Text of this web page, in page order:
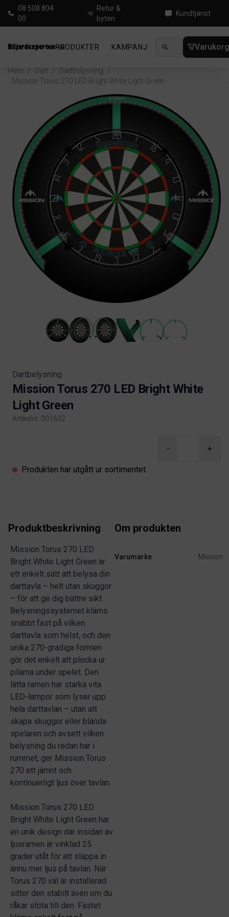
08 508 804
00
Retur &
byten
Kundtjänst
PRODUKTER KAMPANJ NYHETER
Hem / Dart / Dartbelysning
/
Mission Torus 270 LED Bright White Light Green
Dartbelysning
Mission Torus 270 LED Bright White
Light Green
Artikelnr. 001632
- +
Produkten har utgått ur sortimentet
Produktbeskrivning
Mission Torus 270 LED
Bright White Light Green är
ett enkelt sätt att belysa din
darttavla – helt utan skuggor
– för att ge dig bättre sikt.
Belysningssystemet kläms
snabbt fast på vilken
darttavla som helst, och den
unika 270-gradiga formen
gör det enkelt att plocka ur
pilarna under spelet. Den
lätta ramen har starka vita
LED-lampor som lyser upp
hela darttavlan – utan att
skapa skuggor eller blända
spelaren och avsett vilken
belysning du redan har i
rummet, ger Mission Torus
270 ett jämnt och
kontinuerligt ljus över tavlan.
Mission Torus 270 LED
Bright White Light Green har
en unik design där insidan av
ljusramen är vinklad 25
grader utåt för att släppa in
ännu mer ljus på tavlan. När
Torus 270 väl är installerad
sitter den stabilt även om du
råkar stöta till den. Fästet
Om produkten
Varumärke Mission